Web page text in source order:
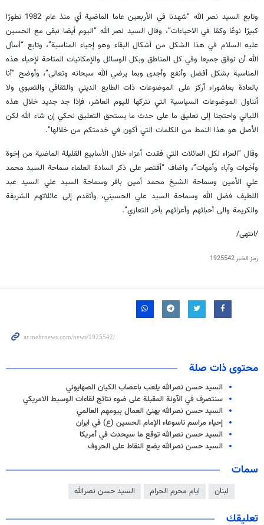
وتابع السيد نصر الله “شهدنا في الأربعين عاما الماضية أي منذ عام 1982 تطورًا
كبيرًا نوعًا وكمّا في الاحياءات”، وقال السيد نصر الله “اليوم أيضا نبقى مع الحسين
عليه السلام في هذا الشكل من أشكال البقاء وهو إحياء المناسبة”، وتابع “أسأل
الله أن نوفق جميعا وفي كل المناطق وبكل الوسائل والإمكانيات المتاحة لإحياء هذه
المناسبة بشكل أفضل وأنفع وأجدى وبما يرضي الله سبحانه وتعالى”، وأوضح “أنا
بالعادة بعاشوراء أركز على الموضوعات ذات الطابع الديني والثقافي والتعبوي ولا
أتناول الموضوعات السياسية التي نتركها لليوم العاشر، فإذا جد جديد خلال هذه
الليالي واحتجنا إلى تعليق ما على حدث ما يستحق التعليق نحكي إن شاء الله لكن
الأصل هو هذا النمط من الكلمات التي أكون في خدمتكم من خلالها”.
وقال “العزاء لكل العائلات التي فقدت أعزاء خلال الأسابيع القليلة الماضية من إخوة
وأخوات وآباء وأمهات”، واضاف “أقتصر على ذكر السادة العلماء سماحة السيد محمد
علي الأمين وسماحة الشيخ محمد أمين باقر وسماحة السيد علي السيد عبد
اللطيف فضل الله وسماحة السيد علي الحسيني، وأتقدم إلى عائلاتهم الشريفة
والكريمة والى أحبائهم وأعزائهم بأحر التعازي”.
/انتهى/
رمز الخبر1925542
محتوى ذات صلة
السيد حسن نصرالله يلعب باعصاب الكيان الصهايوني
سنتصرف في الآونة المقبلة على ضوء نتائج لقاءات الوسيط الامريكي
السيد حسن نصرالله يهنئ العمال بيومهم العالمي
إحياء مراسم تاسوعاء الإمام الحسين (ع) في ايران
السيد حسن نصرالله توقع ما سيحدث في أمريكا
السيد حسن نصرالله يضع النقاط على الحروف
سمات
لبنان ایام محرم الحرام السيد حسن نصرالله
تعليقك